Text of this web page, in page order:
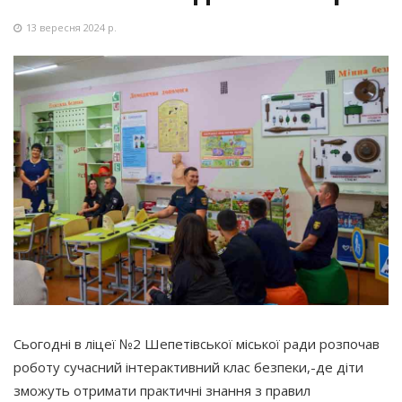
13 вересня 2024 р.
Сьогодні в ліцеї №2 Шепетівської міської ради розпочав
роботу сучасний інтерактивний клас безпеки,-де діти
зможуть отримати практичні знання з правил